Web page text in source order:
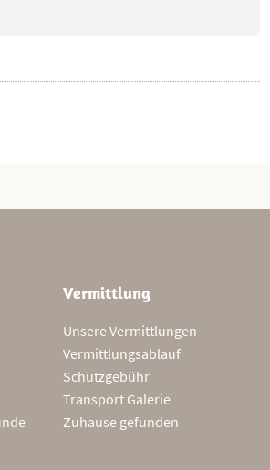
Vermittlung
Unsere Vermittlungen
Vermittlungsablauf
Schutzgebühr
Transport Galerie
Zuhause gefunden